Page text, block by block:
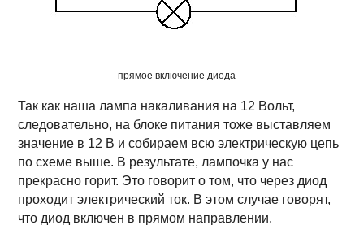
прямое включение диода
Так как наша лампа накаливания на 12 Вольт,
следовательно, на блоке питания тоже выставляем
значение в 12 В и собираем всю электрическую цепь
по схеме выше. В результате, лампочка у нас
прекрасно горит. Это говорит о том, что через диод
проходит электрический ток. В этом случае говорят,
что диод включен в прямом направлении.